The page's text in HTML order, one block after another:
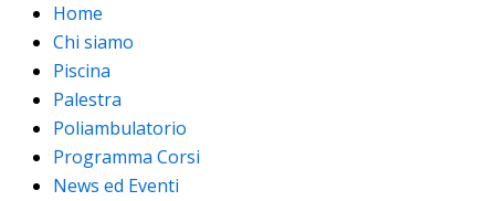
Home
Chi siamo
Piscina
Palestra
Poliambulatorio
Programma Corsi
News ed Eventi